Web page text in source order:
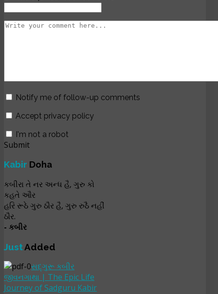
Notify me of follow-up comments
Accept privacy policy
I'm not a robot
Submit
Kabir Doha
કબીરા તે નર અન્ધ હૈ, ગુરુ કો
કહતે ઔર
હરિ રૂઠે ગુરુ ઠૌર હૈ, ગુરુ રુઠૈ નહીં
ઠૌર.
- કબીર
JustAdded
સદ્‌ગુરૂ કબીર
જીવનગાથા | The Epic Life
Journey of Sadguru Kabir